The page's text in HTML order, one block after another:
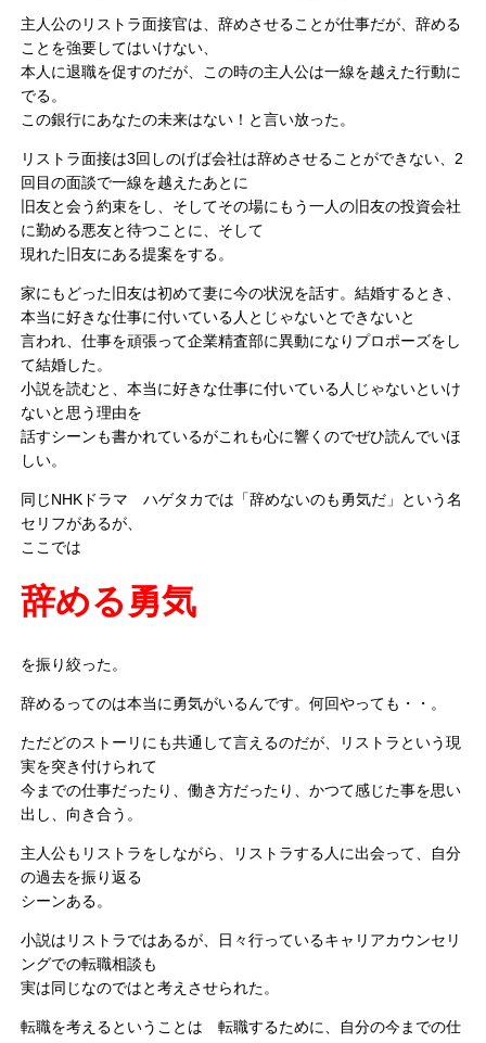
主人公のリストラ面接官は、辞めさせることが仕事だが、辞める
ことを強要してはいけない、
本人に退職を促すのだが、この時の主人公は一線を越えた行動に
でる。
この銀行にあなたの未来はない！と言い放った。
リストラ面接は3回しのげば会社は辞めさせることができない、2
回目の面談で一線を越えたあとに
旧友と会う約束をし、そしてその場にもう一人の旧友の投資会社
に勤める悪友と待つことに、そして
現れた旧友にある提案をする。
家にもどった旧友は初めて妻に今の状況を話す。結婚するとき、
本当に好きな仕事に付いている人とじゃないとできないと
言われ、仕事を頑張って企業精査部に異動になりプロポーズをし
て結婚した。
小説を読むと、本当に好きな仕事に付いている人じゃないといけ
ないと思う理由を
話すシーンも書かれているがこれも心に響くのでぜひ読んでいほ
しい。
同じNHKドラマ ハゲタカでは「辞めないのも勇気だ」という名
セリフがあるが、
ここでは
辞める勇気
を振り絞った。
辞めるってのは本当に勇気がいるんです。何回やっても・・。
ただどのストーリにも共通して言えるのだが、リストラという現
実を突き付けられて
今までの仕事だったり、働き方だったり、かつて感じた事を思い
出し、向き合う。
主人公もリストラをしながら、リストラする人に出会って、自分
の過去を振り返る
シーンある。
小説はリストラではあるが、日々行っているキャリアカウンセリ
ングでの転職相談も
実は同じなのではと考えさせられた。
転職を考えるということは 転職するために、自分の今までの仕